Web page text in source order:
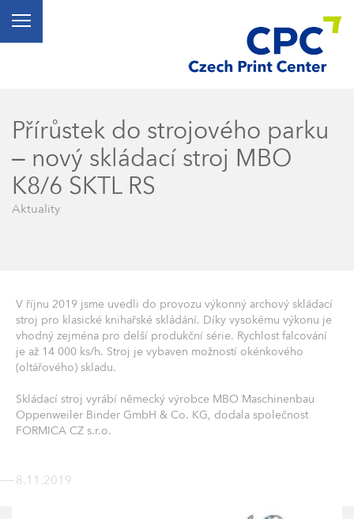
Přírůstek do strojového parku
– nový skládací stroj MBO
K8/6 SKTL RS
Aktuality
V říjnu 2019 jsme uvedli do provozu výkonný archový skládací
stroj pro klasické knihařské skládání. Díky vysokému výkonu je
vhodný zejména pro delší produkční série. Rychlost falcování
je až 14 000 ks/h. Stroj je vybaven možností okénkového
(oltářového) skladu.
Skládací stroj vyrábí německý výrobce MBO Maschinenbau
Oppenweiler Binder GmbH & Co. KG, dodala společnost
FORMICA CZ s.r.o.
8.11.2019